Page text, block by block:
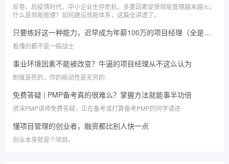
反卷、后疫情时代、中小企业生存危机，多重因素促使效能管理越来越火。
什么是效能管理？如何建设效能体系，这篇全讲透了。
只要练好这一种能力，迟早成为年薪100万的项目经理（全是干货）
看懂的都不是一般战士
事业环境因素不能被改变？牛逼的项目经理从不这么认为
制度是死的，你的能动性是无穷的
免费答疑 | PMP备考真的很难么？掌握方法就能事半功倍
资深PMP讲师免费答疑，正在备考或打算备考PMP的同学请进
懂项目管理的创业者，融资都比别人快一点
创业本身就是个项目。